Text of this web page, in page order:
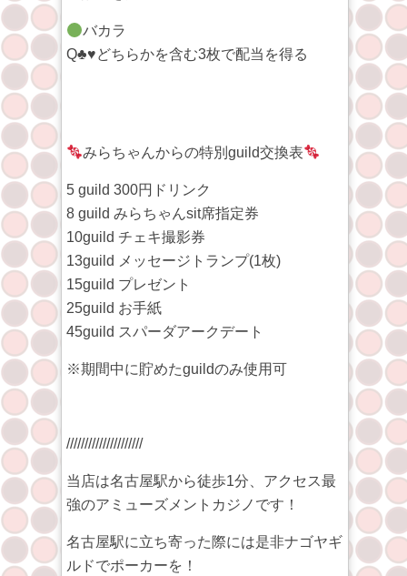
バカラ
Q♣♥どちらかを含む3枚で配当を得る
みらちゃんからの特別guild交換表
5 guild 300円ドリンク
8 guild みらちゃんsit席指定券
10guild チェキ撮影券
13guild メッセージトランプ(1枚)
15guild プレゼント
25guild お手紙
45guild スパーダアークデート
※期間中に貯めたguildのみ使用可
/////////////////////
当店は名古屋駅から徒歩1分、アクセス最
強のアミューズメントカジノです！
名古屋駅に立ち寄った際には是非ナゴヤギ
ルドでポーカーを！